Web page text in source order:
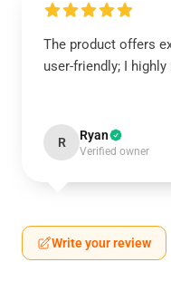
The product offers
user-friendly; I
R Ryan
Verified owner
Write your review